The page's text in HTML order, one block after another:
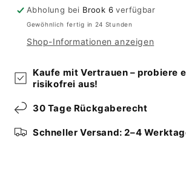
Läufer
(296x112
Läufer
(296x112
Abholung bei Brook 6 verfügbar
Gewöhnlich fertig in 24 Stunden
Shop-Informationen anzeigen
Kaufe mit Vertrauen – probiere
risikofrei aus!
30 Tage Rückgaberecht
Schneller Versand: 2–4